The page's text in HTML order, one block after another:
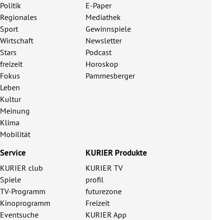
Politik
Regionales
Sport
Wirtschaft
Stars
freizeit
Fokus
Leben
Kultur
Meinung
Klima
Mobilität
E-Paper
Mediathek
Gewinnspiele
Newsletter
Podcast
Horoskop
Pammesberger
Service
KURIER club
Spiele
TV-Programm
Kinoprogramm
Eventsuche
KURIER Produkte
KURIER TV
profil
futurezone
Freizeit
KURIER App